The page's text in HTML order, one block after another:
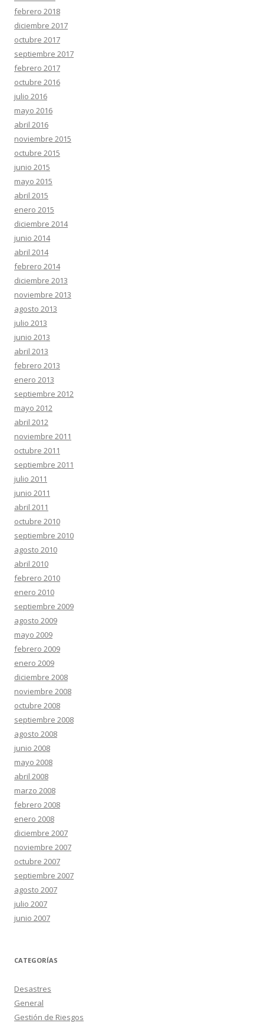
febrero 2018
diciembre 2017
octubre 2017
septiembre 2017
febrero 2017
octubre 2016
julio 2016
mayo 2016
abril 2016
noviembre 2015
octubre 2015
junio 2015
mayo 2015
abril 2015
enero 2015
diciembre 2014
junio 2014
abril 2014
febrero 2014
diciembre 2013
noviembre 2013
agosto 2013
julio 2013
junio 2013
abril 2013
febrero 2013
enero 2013
septiembre 2012
mayo 2012
abril 2012
noviembre 2011
octubre 2011
septiembre 2011
julio 2011
junio 2011
abril 2011
octubre 2010
septiembre 2010
agosto 2010
abril 2010
febrero 2010
enero 2010
septiembre 2009
agosto 2009
mayo 2009
febrero 2009
enero 2009
diciembre 2008
noviembre 2008
octubre 2008
septiembre 2008
agosto 2008
junio 2008
mayo 2008
abril 2008
marzo 2008
febrero 2008
enero 2008
diciembre 2007
noviembre 2007
octubre 2007
septiembre 2007
agosto 2007
julio 2007
junio 2007
CATEGORÍAS
Desastres
General
Gestión de Riesgos